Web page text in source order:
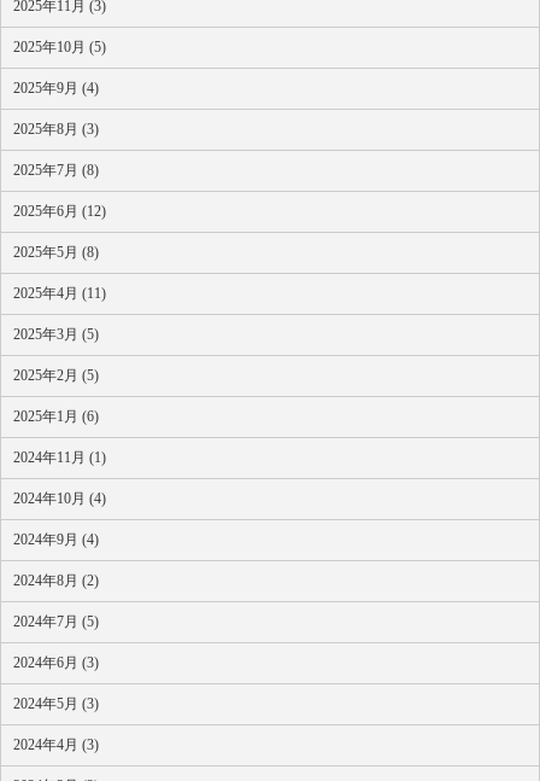
2025年11月 (3)
2025年10月 (5)
2025年9月 (4)
2025年8月 (3)
2025年7月 (8)
2025年6月 (12)
2025年5月 (8)
2025年4月 (11)
2025年3月 (5)
2025年2月 (5)
2025年1月 (6)
2024年11月 (1)
2024年10月 (4)
2024年9月 (4)
2024年8月 (2)
2024年7月 (5)
2024年6月 (3)
2024年5月 (3)
2024年4月 (3)